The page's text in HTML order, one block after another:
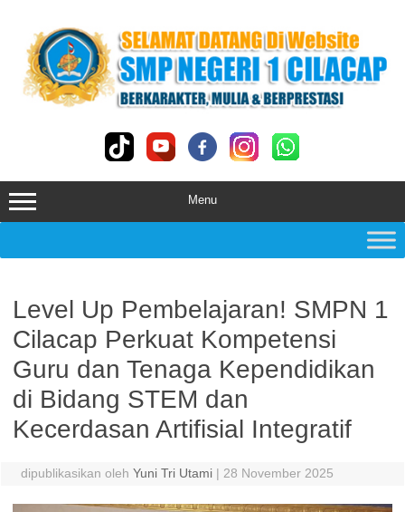
content
Menu
Level Up Pembelajaran! SMPN 1
Cilacap Perkuat Kompetensi
Guru dan Tenaga Kependidikan
di Bidang STEM dan
Kecerdasan Artifisial Integratif
dipublikasikan oleh Yuni Tri Utami | 28 November 2025